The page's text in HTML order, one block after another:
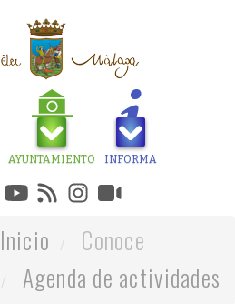
AYUNTAMIENTO INFORMA
Inicio
Conoce
Agenda de actividades